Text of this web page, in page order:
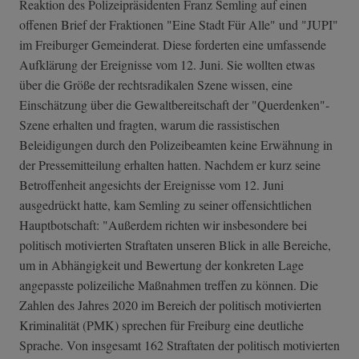
Reaktion des Polizeipräsidenten Franz Semling auf einen
offenen Brief der Fraktionen "Eine Stadt Für Alle" und "JUPI"
im Freiburger Gemeinderat. Diese forderten eine umfassende
Aufklärung der Ereignisse vom 12. Juni. Sie wollten etwas
über die Größe der rechtsradikalen Szene wissen, eine
Einschätzung über die Gewaltbereitschaft der "Querdenken"-
Szene erhalten und fragten, warum die rassistischen
Beleidigungen durch den Polizeibeamten keine Erwähnung in
der Pressemitteilung erhalten hatten. Nachdem er kurz seine
Betroffenheit angesichts der Ereignisse vom 12. Juni
ausgedrückt hatte, kam Semling zu seiner offensichtlichen
Hauptbotschaft: "Außerdem richten wir insbesondere bei
politisch motivierten Straftaten unseren Blick in alle Bereiche,
um in Abhängigkeit und Bewertung der konkreten Lage
angepasste polizeiliche Maßnahmen treffen zu können. Die
Zahlen des Jahres 2020 im Bereich der politisch motivierten
Kriminalität (PMK) sprechen für Freiburg eine deutliche
Sprache. Von insgesamt 162 Straftaten der politisch motivierten